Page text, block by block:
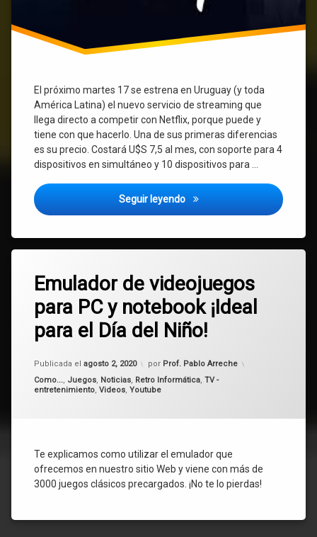
El próximo martes 17 se estrena en Uruguay (y toda
América Latina) el nuevo servicio de streaming que
llega directo a competir con Netflix, porque puede y
tiene con que hacerlo. Una de sus primeras diferencias
es su precio. Costará U$S 7,5 al mes, con soporte para 4
dispositivos en simultáneo y 10 dispositivos para …
Seguir leyendo Disney + llega a Uruguay y
Emulador de videojuegos
para PC y notebook ¡Ideal
para el Día del Niño!
Publicada el agosto 2, 2020 por Prof. Pablo Arreche
Categorías:
Como..., Juegos, Noticias, Retro Informática, TV -
entretenimiento, Videos, Youtube
Te explicamos como utilizar el emulador que
ofrecemos en nuestro sitio Web y viene con más de
3000 juegos clásicos precargados. ¡No te lo pierdas!
Día
del
Niño
emulador
juegos
nintendo
retro
Sega
un
comentario
en
Emulador
de
videojuegos
PC
y
notebook
del
Niño!